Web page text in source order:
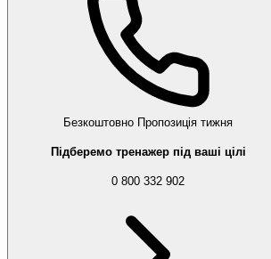
Безкоштовно Пропозиція тижня
Підберемо тренажер під ваші цілі
0 800 332 902